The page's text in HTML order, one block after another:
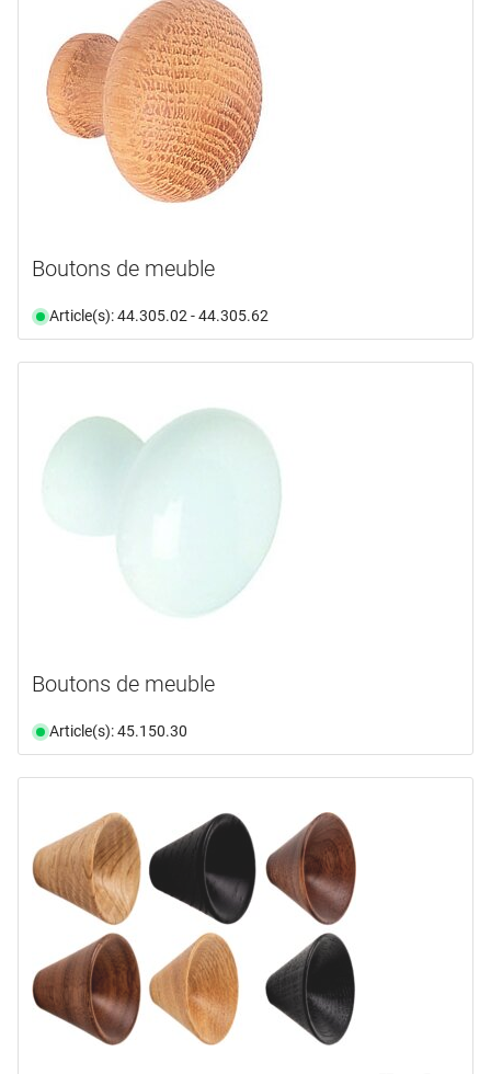
Boutons de meuble
Article(s): 44.305.02 - 44.305.62
Boutons de meuble
Article(s): 45.150.30